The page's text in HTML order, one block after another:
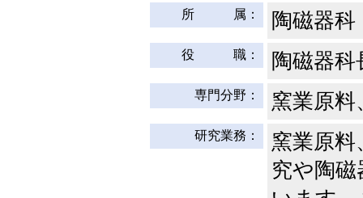
所 属： 陶磁器科
役 職： 陶磁器科
専門分野： 窯業原料
研究業務：
窯業原
究や陶